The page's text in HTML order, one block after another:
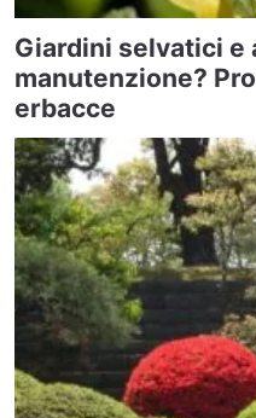
Giardini selvatici e
manutenzione?
erbacce